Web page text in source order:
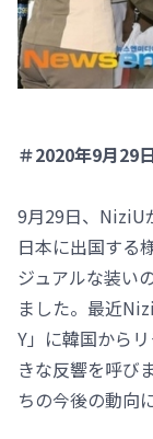
＃2020年9月29
9月29日、NiziU
日本に出国する
ジュアルな装い
ました。最近
Y」に韓国から
きな反響を呼び
ちの今後の動向